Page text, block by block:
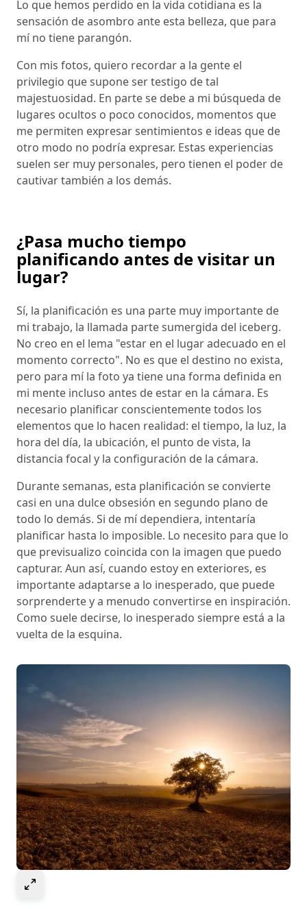
Lo que hemos perdido en la vida cotidiana es la
sensación de asombro ante esta belleza, que para
mí no tiene parangón.
Con mis fotos, quiero recordar a la gente el
privilegio que supone ser testigo de tal
majestuosidad. En parte se debe a mi búsqueda de
lugares ocultos o poco conocidos, momentos que
me permiten expresar sentimientos e ideas que de
otro modo no podría expresar. Estas experiencias
suelen ser muy personales, pero tienen el poder de
cautivar también a los demás.
¿Pasa mucho tiempo
planificando antes de visitar un
lugar?
Sí, la planificación es una parte muy importante de
mi trabajo, la llamada parte sumergida del iceberg.
No creo en el lema "estar en el lugar adecuado en el
momento correcto". No es que el destino no exista,
pero para mí la foto ya tiene una forma definida en
mi mente incluso antes de estar en la cámara. Es
necesario planificar conscientemente todos los
elementos que lo hacen realidad: el tiempo, la luz, la
hora del día, la ubicación, el punto de vista, la
distancia focal y la configuración de la cámara.
Durante semanas, esta planificación se convierte
casi en una dulce obsesión en segundo plano de
todo lo demás. Si de mí dependiera, intentaría
planificar hasta lo imposible. Lo necesito para que lo
que previsualizo coincida con la imagen que puedo
capturar. Aun así, cuando estoy en exteriores, es
importante adaptarse a lo inesperado, que puede
sorprenderte y a menudo convertirse en inspiración.
Como suele decirse, lo inesperado siempre está a la
vuelta de la esquina.